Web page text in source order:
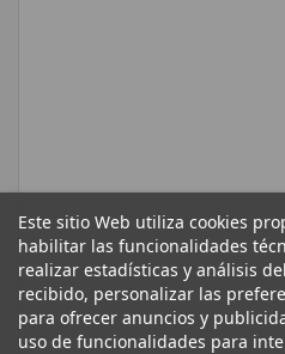
Este sitio Web utiliza cookies
habilitar las funcionalidades
realizar estadísticas y análisis
recibido, personalizar las
para ofrecer anuncios y
uso de funcionalidades para